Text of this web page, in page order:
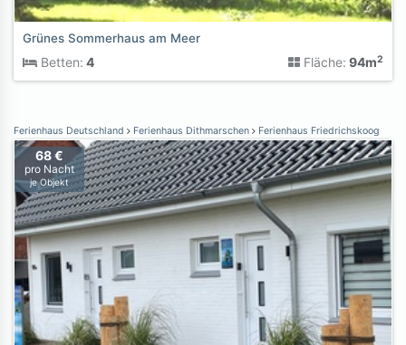
Grünes Sommerhaus am Meer
Betten: 4 Fläche: 94m2
Ferienhaus Deutschland Ferienhaus Dithmarschen Ferienhaus Friedrichskoog
68 €
pro Nacht
je Objekt